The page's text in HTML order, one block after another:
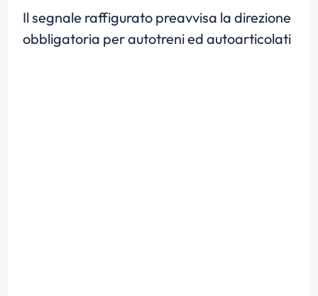
Il segnale raffigurato preavvisa la direzione
obbligatoria per autotreni ed autoarticolati